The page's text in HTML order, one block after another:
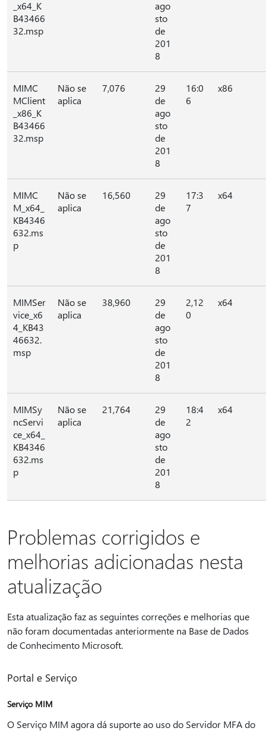
_x64_K
B43466
32.msp
ago
sto
de
201
8
MIMC
MClient
_x86_K
B43466
32.msp
Não se
aplica
7,076
29
de
ago
sto
de
201
8
16:0
6
x86
MIMC
M_x64_
KB4346
632.ms
p
Não se
aplica
16,560
29
de
ago
sto
de
201
8
17:3
7
x64
MIMSer
vice_x6
4_KB43
46632.
msp
Não se
aplica
38,960
29
de
ago
sto
de
201
8
2,12
0
x64
MIMSy
ncServi
ce_x64_
KB4346
632.ms
p
Não se
aplica
21,764
29
de
ago
sto
de
201
8
18:4
2
x64
Problemas corrigidos e
melhorias adicionadas nesta
atualização
Esta atualização faz as seguintes correções e melhorias que
não foram documentadas anteriormente na Base de Dados
de Conhecimento Microsoft.
Portal e Serviço
Serviço MIM
O Serviço MIM agora dá suporte ao uso do Servidor MFA do